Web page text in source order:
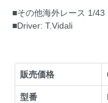
■その他海外レース 1/
■Driver: T.Vidali
販売価格
型番